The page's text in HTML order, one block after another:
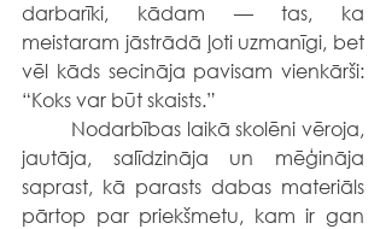
darbarīki, kādam — tas, ka
meistaram jāstrādā ļoti uzmanīgi, bet
vēl kāds secināja pavisam vienkārši:
“Koks var būt skaists.”
jautāja, salīdzināja un mēģināja
saprast, kā parasts dabas materiāls
pārtop par priekšmetu, kam ir gan